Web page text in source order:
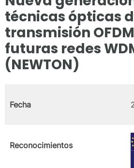
técnicas ópticas
transmisión
futuras redes
(NEWTON)
Fecha
Reconocimientos